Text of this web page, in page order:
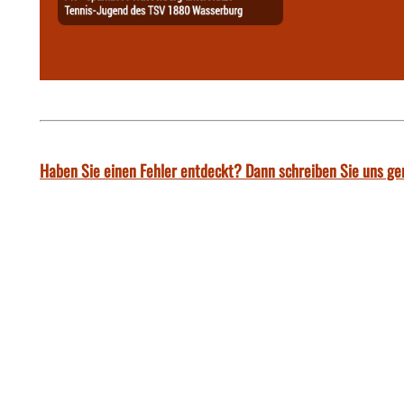
Haben Sie einen Fehler entdeckt? Dann schreiben Sie uns